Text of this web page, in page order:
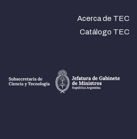
Acerca de TEC
Catálogo TEC